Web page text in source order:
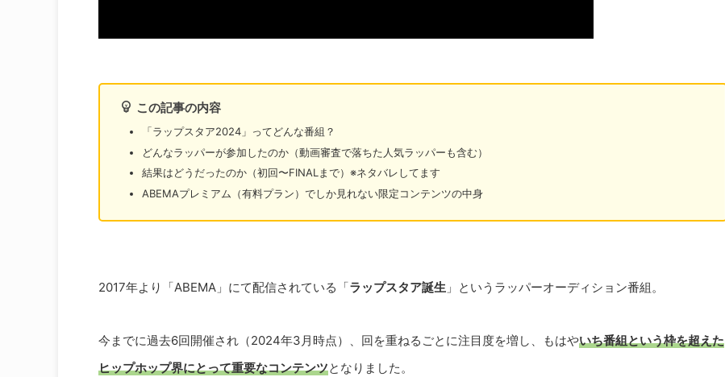
この記事の内容
「ラップスタア2024」ってどんな番組？
どんなラッパーが参加したのか（動画審査で落ちた人気ラッパーも含む）
結果はどうだったのか（初回〜FINALまで）※ネタバレしてます
ABEMAプレミアム（有料プラン）でしか見れない限定コンテンツの中身
2017年より「ABEMA」にて配信されている「ラップスタア誕生 」というラッパーオーディション番組。
今までに過去6回開催され（2024年3月時点）、回を重ねるごとに注目度を増し、もはやいち番組という枠を超えた
ヒップホップ界にとって重要なコンテンツとなりました。